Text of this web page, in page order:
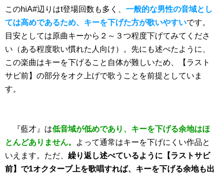
このhiA#辺りはt登場回数も多く、 一般的な男性の音域とし
ては高めであるため、キーを下げた方が歌いやすいです。
目安としては原曲キーから２～３つ程度下げてみてくださ
い（ある程度歌い慣れた人向け）。先にも述べたように、
この楽曲はキーを下げること自体が難しいため、【ラスト
サビ前】の部分をオク上げで歌うことを前提としていま
す。
『藍才』は低音域が低めであり、キーを下げる余地はほ
とんどありません。
よって通常はキーを下げにくい作品と
いえます。ただ、 繰り返し述べているように【ラストサビ
前】で1オクターブ上を歌唱すれば、キーを下げる余地も出